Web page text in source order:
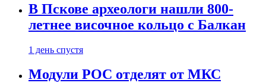
В Пскове археологи нашли 800-
летнее височное кольцо с Балкан
1 день спустя
Модули РОС отделят от МКС